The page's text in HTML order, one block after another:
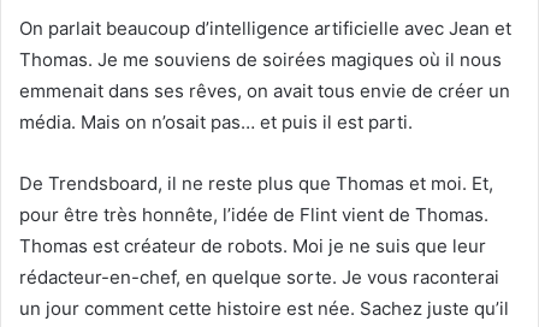
On parlait beaucoup d’intelligence artificielle avec Jean et
Thomas. Je me souviens de soirées magiques où il nous
emmenait dans ses rêves, on avait tous envie de créer un
média. Mais on n’osait pas… et puis il est parti.
De Trendsboard, il ne reste plus que Thomas et moi. Et,
pour être très honnête, l’idée de Flint vient de Thomas.
Thomas est créateur de robots. Moi je ne suis que leur
rédacteur-en-chef, en quelque sorte. Je vous raconterai
un jour comment cette histoire est née. Sachez juste qu’il